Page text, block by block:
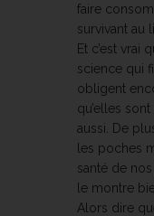
faire
survivant au
Et c’est vrai
science qui
obligent
qu’elles
aussi. De
les poches
santé de
le montre
Alors dire